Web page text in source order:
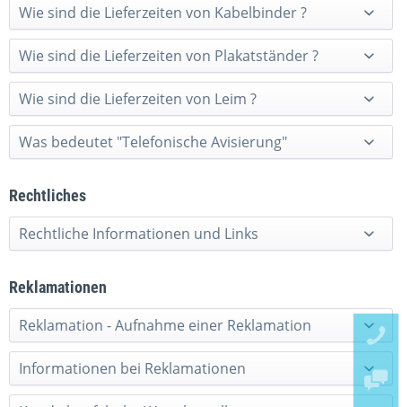
Wie sind die Lieferzeiten von Kabelbinder ?
Wie sind die Lieferzeiten von Plakatständer ?
Wie sind die Lieferzeiten von Leim ?
Was bedeutet "Telefonische Avisierung"
Rechtliches
Rechtliche Informationen und Links
Reklamationen
Reklamation - Aufnahme einer Reklamation
Informationen bei Reklamationen